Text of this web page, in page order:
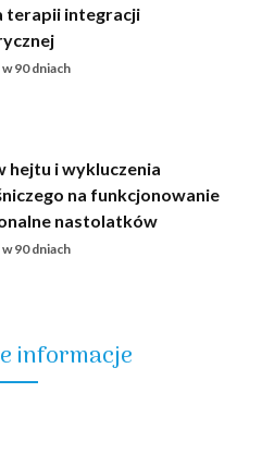
terapii integracji
w90 dniach
hejtu i wykluczenia
na funkcjonowanie
nastolatków
w90 dniach
informacje